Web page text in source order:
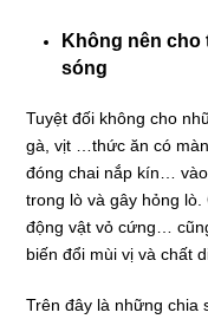
Không nên
sóng
Tuyệt đối không cho
gà, vịt …thức ăn có
đóng chai nắp kín…
trong lò và gây hỏng
động vật vỏ cứng…
biến đổi mùi vị và chất
Trên đây là những chia